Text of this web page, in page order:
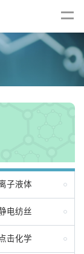
子液体
电纺丝
点击化学